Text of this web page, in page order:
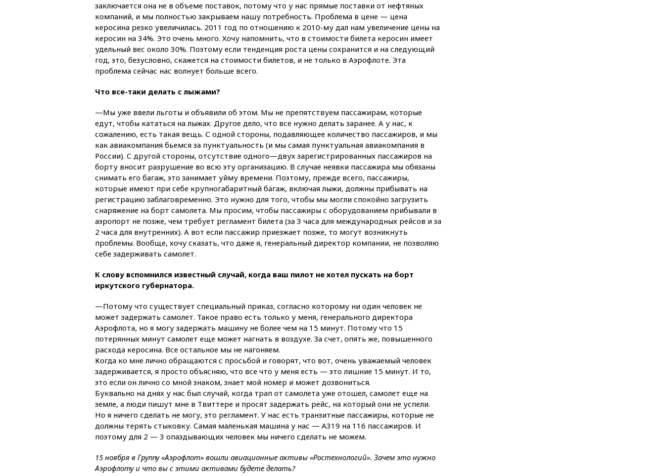
10:27 Движение по трассе
«Новороссия» восстановлено
09:55
Силы ПВО перехватили
за утро 85 БПЛА над
территорией РФ
Ильский НПЗ на Кубани
девяти БПЛА, сбитых на
подлете к Москве
08:42Силы ПВО сбили почти
400 БПЛА над российскими
08:16Лукашенко призвал
белорусов покупать избы в
07:30 Нигерия стала
крупнейшим поставщиком
авиатоплива в Европу
06:30США и Колумбия
обсуждают координацию
усилий против наркотрафика
присутствие в Сеуте на фоне
качество жилья в Нью-Йорке и
России
02:30 Трамп попросил
отпустить его с круглого стола
войну»
01:35Мигрант погиб при
попытке попасть из Марокко в
Сеуту на параплане
00:30 FT: ЕС не готов принять в
блок Украину из-за уровня
коррупции
вчера, 23:35
выгоду безвизового режима с
заключается она не в объеме поставок, потому что у нас прямые поставки от нефтяных
компаний, и мы полностью закрываем нашу потребность. Проблема в цене — цена
керосина резко увеличилась. 2011 год по отношению к 2010-му дал нам увеличение цены на
керосин на 34%. Это очень много. Хочу напомнить, что в стоимости билета керосин имеет
удельный вес около 30%. Поэтому если тенденция роста цены сохранится и на следующий
год, это, безусловно, скажется на стоимости билетов, и не только в Аэрофлоте. Эта
проблема сейчас нас волнует больше всего.
Что все-таки делать с лыжами?
—Мы уже ввели льготы и объявили об этом. Мы не препятствуем пассажирам, которые
едут, чтобы кататься на лыжах. Другое дело, что все нужно делать заранее. А у нас, к
сожалению, есть такая вещь. С одной стороны, подавляющее количество пассажиров, и мы
как авиакомпания бьемся за пунктуальность (и мы самая пунктуальная авиакомпания в
России). С другой стороны, отсутствие одного—двух зарегистрированных пассажиров на
борту вносит разрушение во всю эту организацию. В случае неявки пассажира мы обязаны
снимать его багаж, это занимает уйму времени. Поэтому, прежде всего, пассажиры,
которые имеют при себе крупногабаритный багаж, включая лыжи, должны прибывать на
регистрацию заблаговременно. Это нужно для того, чтобы мы могли спокойно загрузить
снаряжение на борт самолета. Мы просим, чтобы пассажиры с оборудованием прибывали в
аэропорт не позже, чем требует регламент билета (за 3 часа для международных рейсов и за
2 часа для внутренних). А вот если пассажир приезжает позже, то могут возникнуть
проблемы. Вообще, хочу сказать, что даже я, генеральный директор компании, не позволяю
себе задерживать самолет.
К слову вспомнился известный случай, когда ваш пилот не хотел пускать на борт
иркутского губернатора.
—Потому что существует специальный приказ, согласно которому ни один человек не
может задержать самолет. Такое право есть только у меня, генерального директора
Аэрофлота, но я могу задержать машину не более чем на 15 минут. Потому что 15
потерянных минут самолет еще может нагнать в воздухе. За счет, опять же, повышенного
расхода керосина. Все остальное мы не нагоняем.
Когда ко мне лично обращаются с просьбой и говорят, что вот, очень уважаемый человек
задерживается, я просто объясняю, что все что у меня есть — это лишние 15 минут. И то,
это если он лично со мной знаком, знает мой номер и может дозвониться.
Буквально на днях у нас был случай, когда трап от самолета уже отошел, самолет еще на
земле, а люди пишут мне в Твиттере и просят задержать рейс, на который они не успели.
Но я ничего сделать не могу, это регламент. У нас есть транзитные пассажиры, которые не
должны терять стыковку. Самая маленькая машина у нас — А319 на 116 пассажиров. И
поэтому для 2 — 3 опаздывающих человек мы ничего сделать не можем.
15 ноября в Группу «Аэрофлот» вошли авиационные активы «Ростехнологий». Зачем это нужно
Аэрофлоту и что вы с этими активами будете делать?